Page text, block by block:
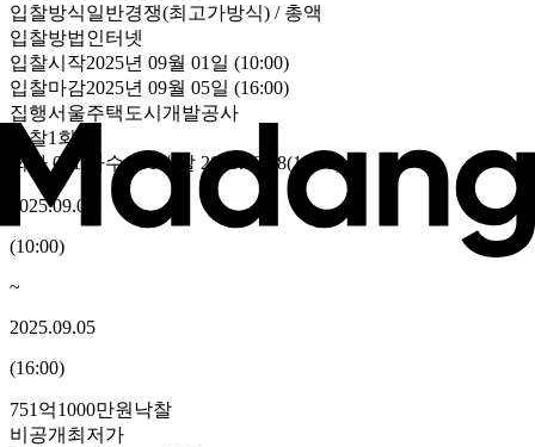
입찰방식일반경쟁(최고가방식) / 총액
입찰방법인터넷
입찰시작2025년 09월 01일 (10:00)
입찰마감2025년 09월 05일 (16:00)
집행서울주택도시개발공사
유찰1회
회차001 /차수001 개찰 2025.09.08(10:00 )
2025.09.01
(10:00)
~
2025.09.05
(16:00)
751억1000만원 낙찰
비공개 최저가